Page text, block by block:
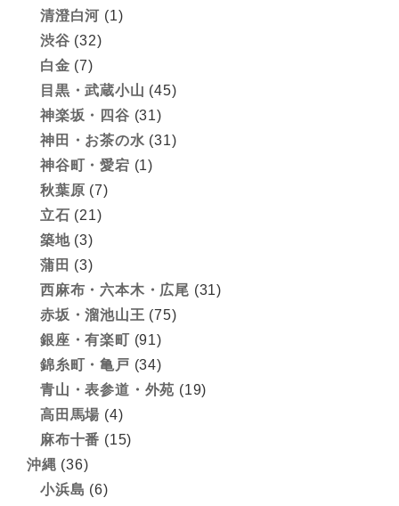
清澄白河 (1)
渋谷 (32)
白金 (7)
目黒・武蔵小山 (45)
神楽坂・四谷 (31)
神田・お茶の水 (31)
神谷町・愛宕 (1)
秋葉原 (7)
立石 (21)
築地(3)
蒲田 (3)
西麻布・六本木・広尾 (31)
赤坂・溜池山王 (75)
銀座・有楽町 (91)
錦糸町・亀戸 (34)
青山・表参道・外苑 (19)
高田馬場 (4)
麻布十番 (15)
沖縄 (36)
小浜島 (6)